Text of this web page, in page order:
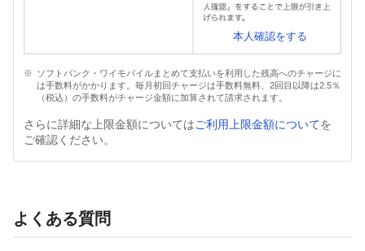
本人確認をする
ソフトバンク・ワイモバイルまとめて支払いを利用した残高へのチャージに
は手数料がかかります。毎月初回チャージは手数料無料、2回目以降は2.5％
（税込）の手数料がチャージ金額に加算されて請求されます。
さらに詳細な上限金額についてはご利用上限金額についてを
ご確認ください。
よくある質問